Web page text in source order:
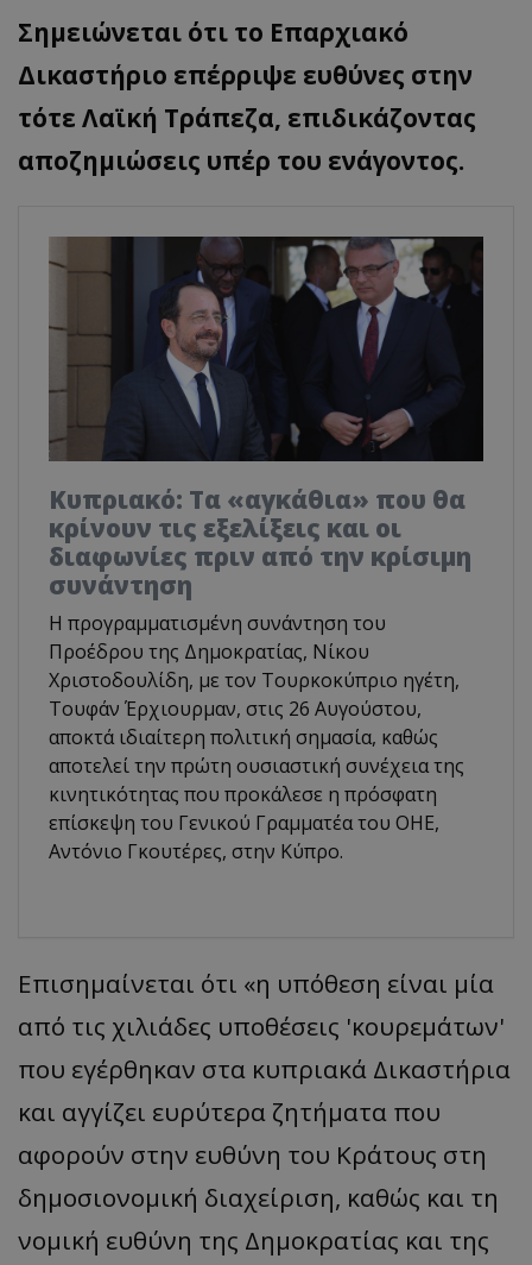
Σημειώνεται ότι το Επαρχιακό
Δικαστήριο επέρριψε ευθύνες στην
τότε Λαϊκή Τράπεζα, επιδικάζοντας
αποζημιώσεις υπέρ του ενάγοντος.
Κυπριακό: Τα «αγκάθια» που θα
κρίνουν τις εξελίξεις και οι
διαφωνίες πριν από την κρίσιμη
συνάντηση
Η προγραμματισμένη συνάντηση του
Προέδρου της Δημοκρατίας, Νίκου
Χριστοδουλίδη, με τον Τουρκοκύπριο ηγέτη,
Τουφάν Έρχιουρμαν, στις 26 Αυγούστου,
αποκτά ιδιαίτερη πολιτική σημασία, καθώς
αποτελεί την πρώτη ουσιαστική συνέχεια της
κινητικότητας που προκάλεσε η πρόσφατη
επίσκεψη του Γενικού Γραμματέα του ΟΗΕ,
Αντόνιο Γκουτέρες, στην Κύπρο.
Επισημαίνεται ότι «η υπόθεση είναι μία
από τις χιλιάδες υποθέσεις 'κουρεμάτων'
που εγέρθηκαν στα κυπριακά Δικαστήρια
και αγγίζει ευρύτερα ζητήματα που
αφορούν στην ευθύνη του Κράτους στη
δημοσιονομική διαχείριση, καθώς και τη
νομική ευθύνη της Δημοκρατίας και της